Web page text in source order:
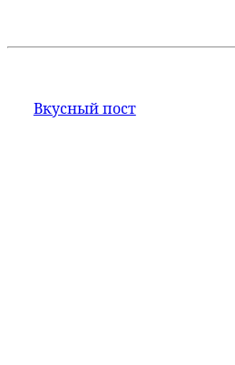
Вкусный пост